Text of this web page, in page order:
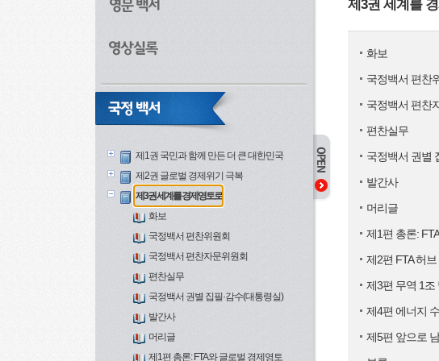
제1권 국민과 함께 만든 더 큰 대한민국
제2권 글로벌 경제위기 극복
제3권 세계를 경제영토로
화보
국정백서 편찬위원회
국정백서 편찬자문위원회
편찬실무
국정백서 권별 집필·감수(대통령실)
발간사
머리글
제1편 총론: FTA와 글로벌 경제영토
제3권 세계를
화보
국정백서 편찬
국정백서 편찬
편찬실무
국정백서 권별
발간사
머리글
제1편 총론:
제2편 FTA 허
제3편 무역 1조
제4편 에너지
제5편 앞으로